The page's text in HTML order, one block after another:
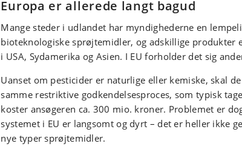
Dette
der
findes
foregå
korte
de
er
Europa er allerede langt bagud
Mange steder i udlandet har myndighederne en
bioteknologiske sprøjtemidler, og adskillige produkter
i USA, Sydamerika og Asien. I EU forholder det sig
Uanset om pesticider er naturlige eller kemiske, skal
samme restriktive godkendelsesproces, som typisk
koster ansøgeren ca. 300 mio. kroner. Problemet er
systemet i EU er langsomt og dyrt – det er heller ikke
nye typer sprøjtemidler.